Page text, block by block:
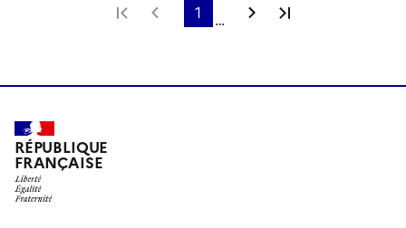
Première page
Page précédente
1 … Page suivante
RÉPUBLIQUE
FRANÇAISE